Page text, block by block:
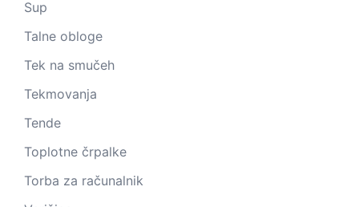
Sup
Talne obloge
Tek na smučeh
Tekmovanja
Tende
Toplotne črpalke
Torba za računalnik